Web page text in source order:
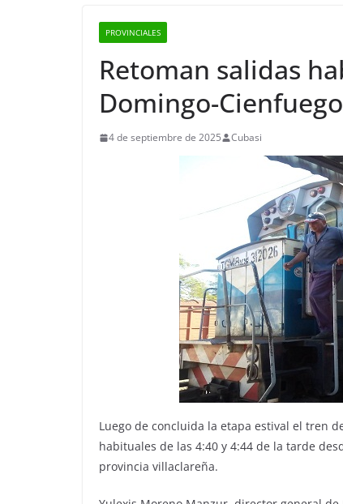
PROVINCIALES
Retoman salidas
Domingo-
4 de septiembre de 2025 Cubasi
Luego de concluida la etapa estival el tren
habituales de las 4:40 y 4:44 de la tarde
provincia villaclareña.